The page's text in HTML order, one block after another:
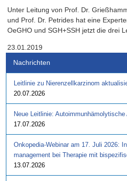
Unter Leitung von Prof. Dr.
und Prof. Dr. Petrides hat eine
OeGHO und SGH+SSH jetzt die drei
23.01.2019
Nachrichten
Leitlinie zu Nierenzellkarzinom
20.07.2026
Neue Leitlinie:
17.07.2026
Onkopedia-Webinar am 17. Juli 2026:
management bei Therapie mit
13.07.2026